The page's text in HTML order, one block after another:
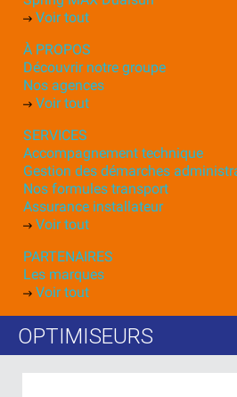
Voir tout
À PROPOS
Découvrir notre groupe
Nos agences
Voir tout
SERVICES
Accompagnement technique
Gestion des démarches
Nos formules transport
Assurance installateur
Voir tout
PARTENAIRES
Les marques
Voir tout
OPTIMISEURS